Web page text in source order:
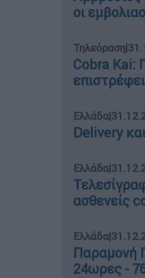
οι
Τηλεόραση|
Cobra Kai:
Ελλάδα|
Delivery
Ελλάδα|
ασθενείς
Ελλάδα|
Παραμονή
24ωρες -